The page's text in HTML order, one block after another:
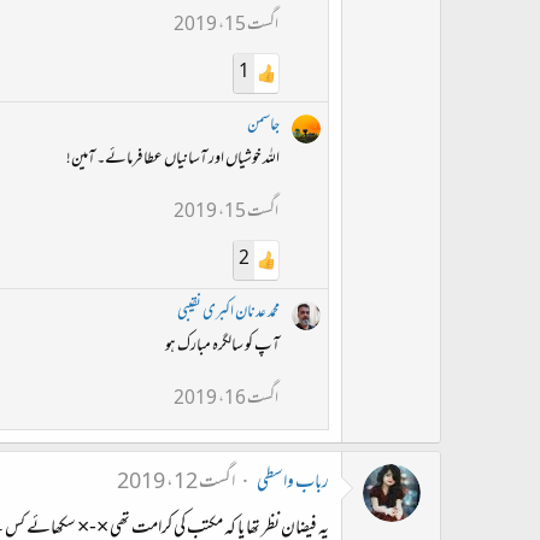
اگست 15، 2019
1
جاسمن
اللہ خوشیاں اور آسانیاں عطا فرمائے۔ آمین!
اگست 15، 2019
2
محمد عدنان اکبری نقیبی
آپ کو سالگرہ مبارک ہو
اگست 16، 2019
رباب واسطی
اگست 12، 2019
یہ فیضان نظر تھا یا کہ مکتب کی کرامت تھی ×-× سکھائے